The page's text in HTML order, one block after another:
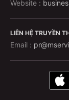
Website :
LIÊN HỆ TRUYỀN
Email :